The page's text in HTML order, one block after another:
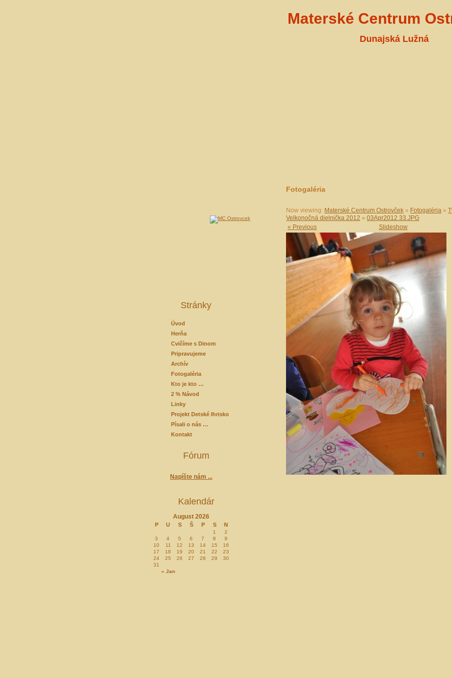
Materské Centrum
Dunajská Lužná
Stránky
Úvod
Herňa
Cvičíme s Dinom
Pripravujeme
Archív
Fotogaléria
Kto je kto …
2 % Návod
Linky
Projekt Detské Ihrisko
Písali o nás …
Kontakt
Fórum
Napíšte nám ...
Kalendár
August 2026
P U S Š P S N
« Jan
1
2
3
4 5 6 7 8
9
10
11 12 13 14 15
16
17
18 19 20 21 22
23
24
25 26 27 28 29
30
31
Fotogaléria
Now viewing: Materské Centrum Ostrovček » Fotogaléria »
Velkonočná dielnička 2012 » 03Apr2012 33.JPG
« Previous
Slideshow